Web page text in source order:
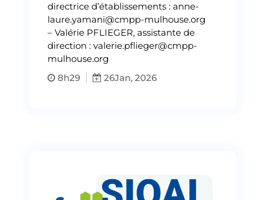
directrice d’établissements : anne-
laure.yamani@cmpp-mulhouse.org
– Valérie PFLIEGER, assistante de
direction : valerie.pflieger@cmpp-
mulhouse.org
8h29
26Jan, 2026